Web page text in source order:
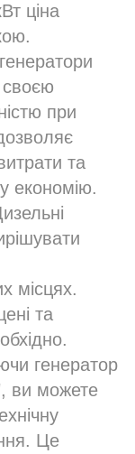
ціна
своєю
при
та
економію.
місцях.
та
генератор
ви можете
Це